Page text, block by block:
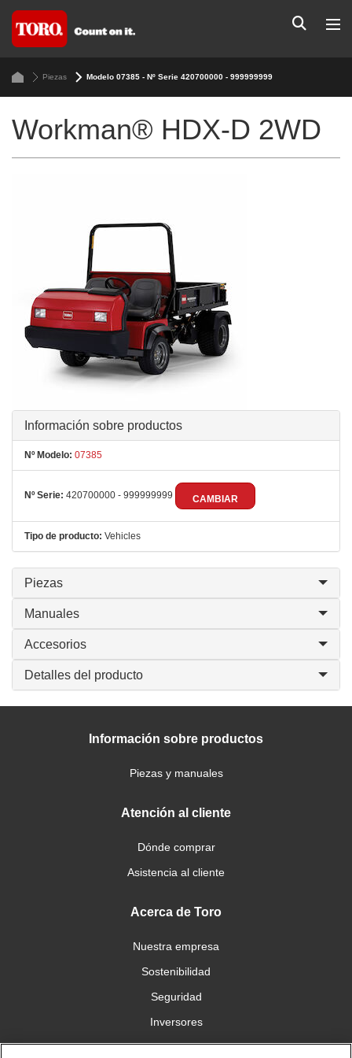
Piezas Modelo 07385 - Nº Serie 420700000 - 999999999
Workman® HDX-D 2WD
Información sobre productos
Nº Modelo: 07385
Nº Serie: 420700000 - 999999999 CAMBIAR
Tipo de producto: Vehicles
Piezas
Manuales
Accesorios
Detalles del producto
Información sobre productos
Piezas y manuales
Atención al cliente
Dónde comprar
Asistencia al cliente
Acerca de Toro
Nuestra empresa
Sostenibilidad
Seguridad
Inversores
Trabajo